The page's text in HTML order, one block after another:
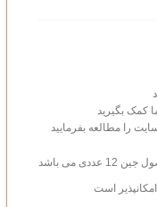
کمک بگیرید
را مطالعه بفرمایید
می باشد
است